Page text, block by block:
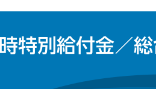
特別給付金／